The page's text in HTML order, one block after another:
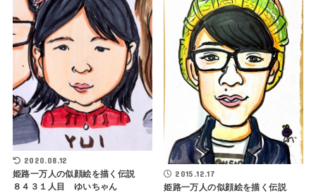
2020.08.12
姫路一万人の似顔絵を描く伝説
８４３１人目 ゆいちゃん
2015.12.17
姫路一万人の似顔絵を描く伝説